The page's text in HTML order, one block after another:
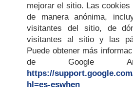
mejorar el sitio. Las
de manera anónima,
visitantes del sitio, de
visitantes al sitio y las
Puede obtener más
de Google
https://
hl=es-eswhen